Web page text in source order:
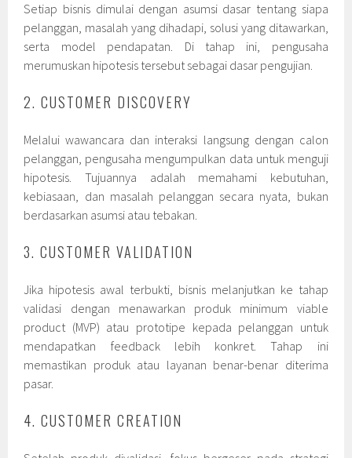
Setiap bisnis dimulai dengan asumsi dasar tentang siapa
pelanggan, masalah yang dihadapi, solusi yang ditawarkan,
serta model pendapatan. Di tahap ini, pengusaha
merumuskan hipotesis tersebut sebagai dasar pengujian.
2. CUSTOMER DISCOVERY
Melalui wawancara dan interaksi langsung dengan calon
pelanggan, pengusaha mengumpulkan data untuk menguji
hipotesis. Tujuannya adalah memahami kebutuhan,
kebiasaan, dan masalah pelanggan secara nyata, bukan
berdasarkan asumsi atau tebakan.
3. CUSTOMER VALIDATION
Jika hipotesis awal terbukti, bisnis melanjutkan ke tahap
validasi dengan menawarkan produk minimum viable
product (MVP) atau prototipe kepada pelanggan untuk
mendapatkan feedback lebih konkret. Tahap ini
memastikan produk atau layanan benar-benar diterima
pasar.
4. CUSTOMER CREATION